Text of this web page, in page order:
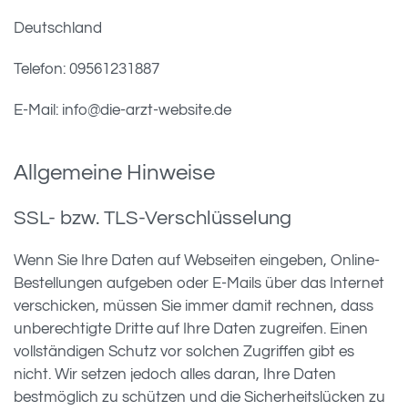
Deutschland
Telefon: 09561231887
E-Mail: info@die-arzt-website.de
Allgemeine Hinweise
SSL- bzw. TLS-Verschlüsselung
Wenn Sie Ihre Daten auf Webseiten eingeben, Online-
Bestellungen aufgeben oder E-Mails über das Internet
verschicken, müssen Sie immer damit rechnen, dass
unberechtigte Dritte auf Ihre Daten zugreifen. Einen
vollständigen Schutz vor solchen Zugriffen gibt es
nicht. Wir setzen jedoch alles daran, Ihre Daten
bestmöglich zu schützen und die Sicherheitslücken zu